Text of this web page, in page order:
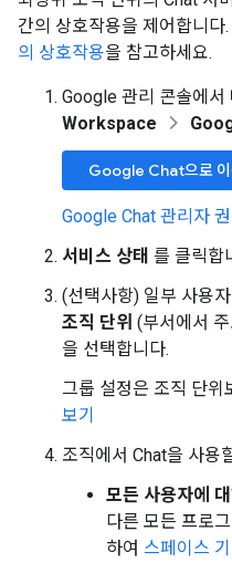
간의 상호작용을 제어합니다
의 상호작용을 참고하세요.
Google 관리 콘솔에서
Workspace
Google Chat으로
Google Chat 관리자
서비스 상태 를 클릭합
(선택사항) 일부 사용
조직 단위 (부서에서
을 선택합니다.
그룹 설정은 조직 단위
보기
조직에서 Chat을 사용
모든 사용자에
다른 모든 프로
하여 스페이스